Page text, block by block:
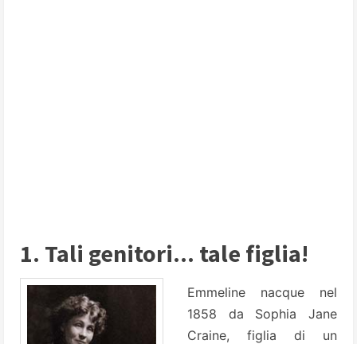
1. Tali genitori... tale figlia!
Emmeline nacque nel
1858 da Sophia Jane
Craine, figlia di un